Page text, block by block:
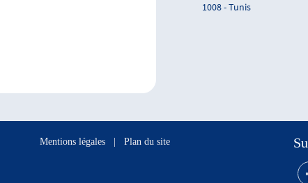
1008 - Tunis
Mentions légales Plan du site